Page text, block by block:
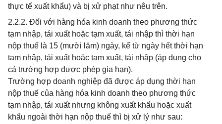
thực tế xuất khẩu) và bị xử phạt như nêu trên.
2.2.2. Đối với hàng hóa kinh doanh theo phương thức
tạm nhập, tái xuất hoặc tạm xuất, tái nhập thì thời hạn
nộp thuế là 15 (mười lăm) ngày, kể từ ngày hết thời hạn
tạm nhập, tái xuất hoặc tạm xuất, tái nhập (áp dụng cho
cả trường hợp được phép gia hạn).
Trường hợp doanh nghiệp đã được áp dụng thời hạn
nộp thuế của hàng hóa kinh doanh theo phương thức
tạm nhập, tái xuất nhưng không xuất khẩu hoặc xuất
khẩu ngoài thời hạn nộp thuế thì bị xử lý như sau: